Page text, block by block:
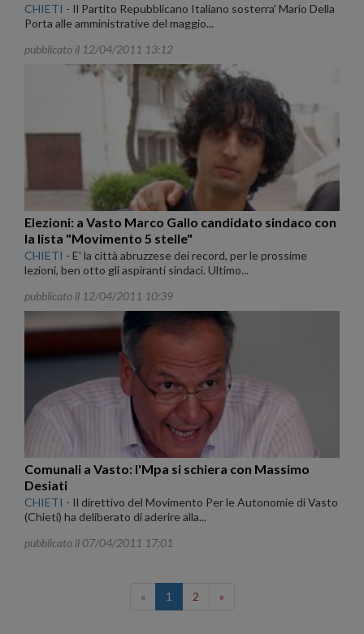
CHIETI - Il Partito Repubblicano Italiano sosterra' Mario Della
Porta alle amministrative del maggio...
pubblicato il 12/04/2011 13:12
Elezioni: a Vasto Marco Gallo candidato sindaco con
la lista "Movimento 5 stelle"
CHIETI - E' la città abruzzese dei record, per le prossime
lezioni, ben otto gli aspiranti sindaci. Ultimo...
pubblicato il 12/04/2011 10:39
Comunali a Vasto: l'Mpa si schiera con Massimo
Desiati
CHIETI - Il direttivo del Movimento Per le Autonomie di Vasto
(Chieti) ha deliberato di aderire alla...
pubblicato il 07/04/2011 17:01
« 1 2 »